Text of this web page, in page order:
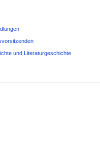
und Literaturgeschichte